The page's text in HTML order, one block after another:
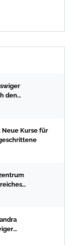
den
Neue Kurse für